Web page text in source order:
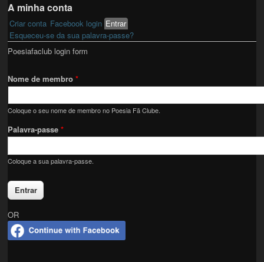
A minha conta
Primary tabs
Criar conta Facebook login Entrar(active tab)
Esqueceu-se da sua palavra-passe?
Poesiafaclub login form
Nome de membro*
Coloque o seu nome de membro no Poesia Fã Clube.
Palavra-passe*
Coloque a sua palavra-passe.
OR